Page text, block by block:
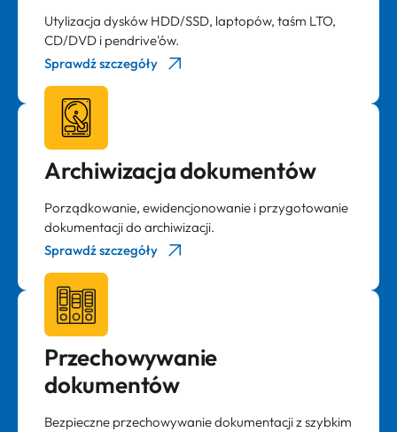
Utylizacja dysków HDD/SSD, laptopów, taśm LTO,
CD/DVD i pendrive'ów.
Sprawdź szczegóły
Archiwizacja dokumentów
Porządkowanie, ewidencjonowanie i przygotowanie
dokumentacji do archiwizacji.
Sprawdź szczegóły
Przechowywanie
dokumentów
Bezpieczne przechowywanie dokumentacji z szybkim